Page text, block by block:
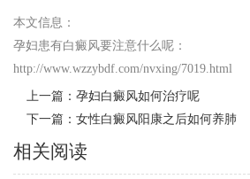
本文信息：
孕妇患有白癜风要注意什么呢 ：
http://www.wzzybdf.com/nvxing/7019.html
上一篇： 孕妇白癜风如何治疗呢
下一篇： 女性白癜风阳康之后如何养肺
相关阅读